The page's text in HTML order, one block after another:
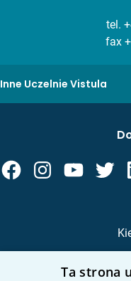
tel.
fax
Inne Uczelnie Vistula
Ta strona